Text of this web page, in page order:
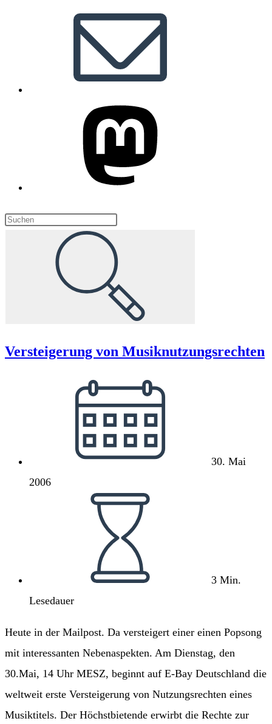
Diese
durchsuchen
Versteigerung von Musiknutzungsrechten
veröffentlicht:
30. Mai
2006
3 Min.
Lesedauer
Heute in der Mailpost. Da versteigert einer einen Popsong
mit interessanten Nebenaspekten. Am Dienstag, den
30.Mai, 14 Uhr MESZ, beginnt auf E-Bay Deutschland die
weltweit erste Versteigerung von Nutzungsrechten eines
Musiktitels. Der Höchstbietende erwirbt die Rechte zur